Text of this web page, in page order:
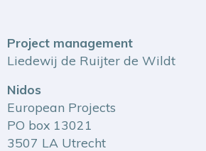
Project management
Liedewij de Ruijter de Wildt
Nidos
European Projects
PO box 13021
3507 LA Utrecht